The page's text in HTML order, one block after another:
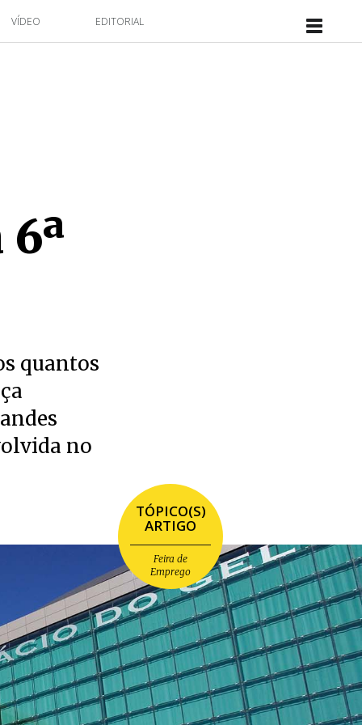
VÍDEO EDITORIAL
quantos
no
TÓPICO(S)
ARTIGO
Feira de
Emprego